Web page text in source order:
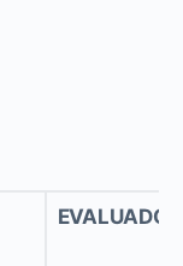
EVALUADO